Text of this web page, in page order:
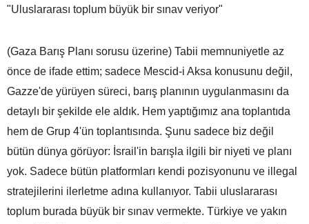
"Uluslararası toplum büyük bir sınav veriyor"
(Gaza Barış Planı sorusu üzerine) Tabii memnuniyetle az
önce de ifade ettim; sadece Mescid-i Aksa konusunu değil,
Gazze'de yürüyen süreci, barış planının uygulanmasını da
detaylı bir şekilde ele aldık. Hem yaptığımız ana toplantıda
hem de Grup 4'ün toplantısında. Şunu sadece biz değil
bütün dünya görüyor: İsrail'in barışla ilgili bir niyeti ve planı
yok. Sadece bütün platformları kendi pozisyonunu ve illegal
stratejilerini ilerletme adına kullanıyor. Tabii uluslararası
toplum burada büyük bir sınav vermekte. Türkiye ve yakın